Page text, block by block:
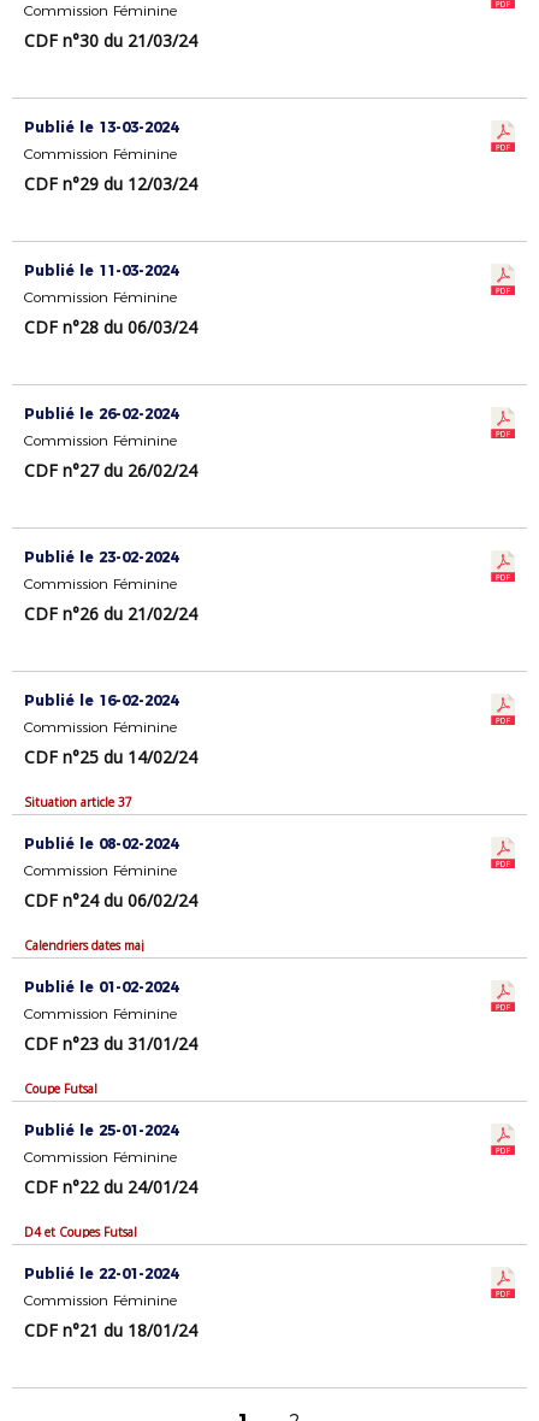
Commission Féminine
CDF n°30 du 21/03/24
Publié le 13-03-2024
Commission Féminine
CDF n°29 du 12/03/24
Publié le 11-03-2024
Commission Féminine
CDF n°28 du 06/03/24
Publié le 26-02-2024
Commission Féminine
CDF n°27 du 26/02/24
Publié le 23-02-2024
Commission Féminine
CDF n°26 du 21/02/24
Publié le 16-02-2024
Commission Féminine
CDF n°25 du 14/02/24
Situation article 37
Publié le 08-02-2024
Commission Féminine
CDF n°24 du 06/02/24
Calendriers dates maj
Publié le 01-02-2024
Commission Féminine
CDF n°23 du 31/01/24
Coupe Futsal
Publié le 25-01-2024
Commission Féminine
CDF n°22 du 24/01/24
D4 et Coupes Futsal
Publié le 22-01-2024
Commission Féminine
CDF n°21 du 18/01/24